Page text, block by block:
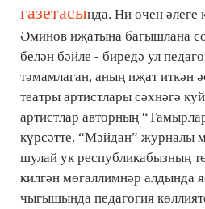
газетасында. Ни өчен
Әминов иҗатына багышлана
белән бәйле - биредә ул
тәмамлаган, аның иҗат иткән
театры артистлары сәхнәгә
артистлар авторның
күрсәтте. “Мәйдан” журналы
шулай ук республикабызның
килгән мөгаллимнәр алдында
чыгышында педагогия